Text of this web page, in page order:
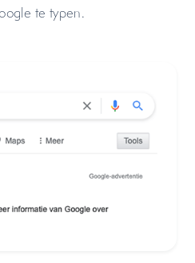
te typen.